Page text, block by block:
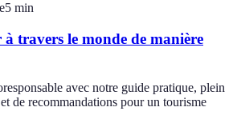
5 min
travers le monde de manière
avec notre guide pratique, plein
de recommandations pour un tourisme